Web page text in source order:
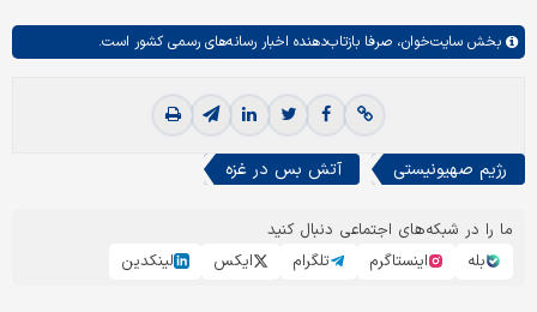
بخش سایت‌خوان، صرفا بازتاب‌دهنده اخبار رسانه‌های رسمی کشور است.
رژیم صهیونیستی آتش بس در غزه
ما را در شبکه‌های اجتماعی دنبال کنید
بله
اینستاگرم تلگرام ایکس لینکدین